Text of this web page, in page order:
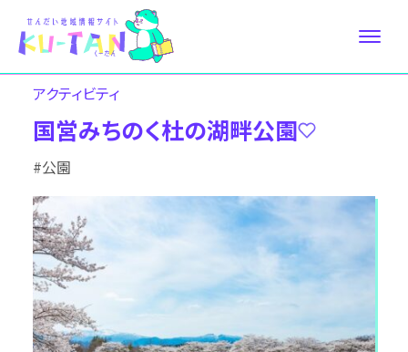
アクティビティ
国営みちのく杜の湖畔公園
#公園